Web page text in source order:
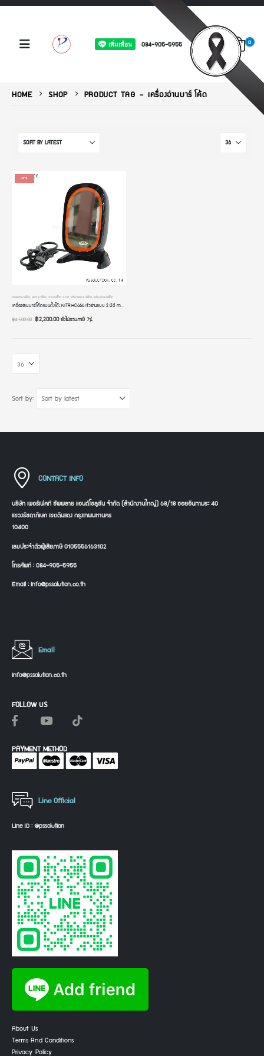
084-905-5955 0
HOME SHOP PRODUCT TAG -เครื่องอ่านบาร์ โค้ด
-51%
ตัวสแกนบาร์โค้ด สแกนบาร์โค้ด อ่านบาร์โค้ด 2 มิติ เครื่องสแกนบาร์โค้ด เครื่องอ่านบาร์โค้ด
เครื่องอ่านบาร์โค้ดแบบตั้งโต๊ะ NITA HC666 หัวอ่านแบบ 2 มิติ การเชื่อมต่อแบบ USB อ่านเร็วมาก ระบบอัตโนมัติ ประกัน 2 ปี
฿4,500.00 ฿2,200.00ยังไม่รวมภาษี 7%
Sort by:
CONTACT INFO
บริษัท เพอร์เฟคท์ ซัพพลาย แอนด์โซลูชัน จำกัด (สำนักงานใหญ่) 68/18 ซอยอินทามระ 40
แขวงรัชดาภิเษก เขตดินแดง กรุงเทพมหานคร
10400
เลขประจำตัวผู้เสียภาษี 0105556163102
โทรศัพท์ : 084-905-5955
Email : info@pssolution.co.th
Line Official
Line ID : @pssolution
About Us
Terms And Conditions
Privacy Policy
Email
info@pssolution.co.th
FOLLOW US
PAYMENT METHOD